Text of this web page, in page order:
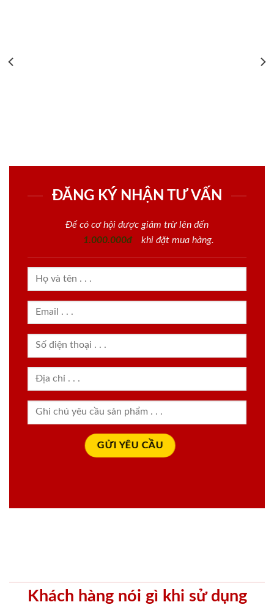
ĐĂNG KÝ NHẬN TƯ VẤN
Để có cơ hội được giảm trừ lên đến
1.000.000đ
khi đặt mua hàng.
Khách hàng nói gì khi sử dụng